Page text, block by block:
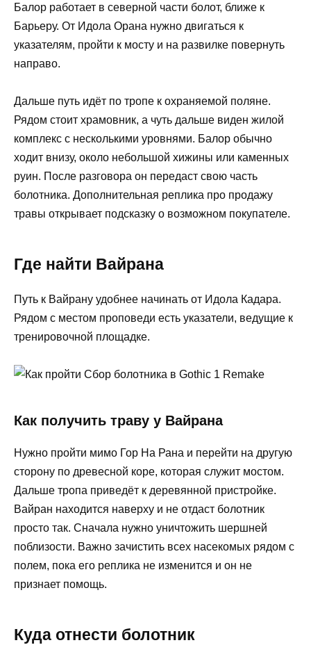
Балор работает в северной части болот, ближе к
Барьеру. От Идола Орана нужно двигаться к
указателям, пройти к мосту и на развилке повернуть
направо.
Дальше путь идёт по тропе к охраняемой поляне.
Рядом стоит храмовник, а чуть дальше виден жилой
комплекс с несколькими уровнями. Балор обычно
ходит внизу, около небольшой хижины или каменных
руин. После разговора он передаст свою часть
болотника. Дополнительная реплика про продажу
травы открывает подсказку о возможном покупателе.
Где найти Вайрана
Путь к Вайрану удобнее начинать от Идола Кадара.
Рядом с местом проповеди есть указатели, ведущие к
тренировочной площадке.
Как получить траву у Вайрана
Нужно пройти мимо Гор На Рана и перейти на другую
сторону по древесной коре, которая служит мостом.
Дальше тропа приведёт к деревянной пристройке.
Вайран находится наверху и не отдаст болотник
просто так. Сначала нужно уничтожить шершней
поблизости. Важно зачистить всех насекомых рядом с
полем, пока его реплика не изменится и он не
признает помощь.
Куда отнести болотник